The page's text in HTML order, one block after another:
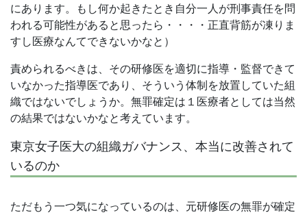
にあります。もし何か起きたとき自分一人が刑事責任を問
われる可能性があると思ったら・・・・正直背筋が凍りま
すし医療なんてできないかなと）
責められるべきは、その研修医を適切に指導・監督できて
いなかった指導医であり、そういう体制を放置していた組
織ではないでしょうか。無罪確定は１医療者としては当然
の結果ではないかなと考えています。
東京女子医大の組織ガバナンス、本当に改善されて
いるのか
ただもう一つ気になっているのは、元研修医の無罪が確定